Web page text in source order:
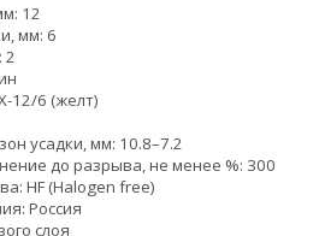
12
мм: 6
2
12/6 (желт)
усадки, мм: 10.8–7.2
до разрыва, не менее %: 300
HF (Halogen free)
Россия
слоя